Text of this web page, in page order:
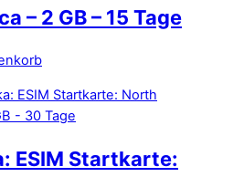
– 2 GB – 15 Tage
ESIM Startkarte: